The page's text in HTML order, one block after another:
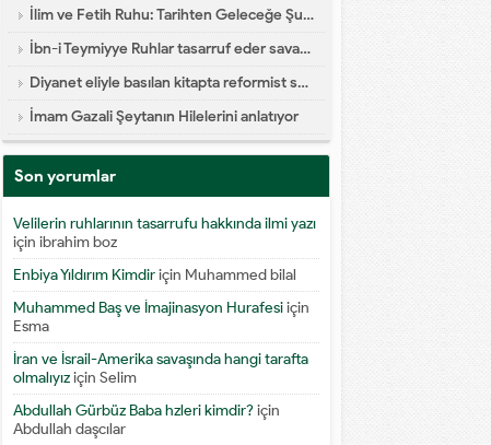
İlim ve Fetih Ruhu: Tarihten Geleceğe Şuur Köprüsü
İbn-i Teymiyye Ruhlar tasarruf eder savaşa katılır diyor
Diyanet eliyle basılan kitapta reformist skandal
İmam Gazali Şeytanın Hilelerini anlatıyor
Son yorumlar
Velilerin ruhlarının tasarrufu hakkında ilmi yazı
için ibrahim boz
Enbiya Yıldırım Kimdiriçin Muhammed bilal
Muhammed Baş ve İmajinasyon Hurafesiiçin
Esma
İran ve İsrail-Amerika savaşında hangi tarafta
olmalıyıziçin Selim
Abdullah Gürbüz Baba hzleri kimdir?için
Abdullah daşcılar